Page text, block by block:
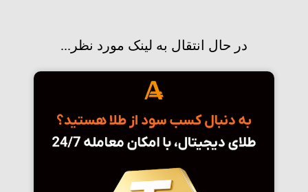
در حال انتقال به لینک مورد نظر...